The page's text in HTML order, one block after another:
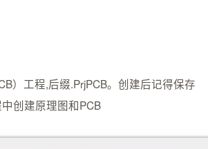
）工程,后缀.PrjPCB。创建后记得保存
创建原理图和PCB